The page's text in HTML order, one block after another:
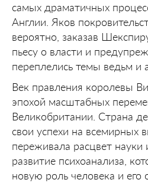
самых драматичных
Англии. Яков
вероятно, заказав
пьесу о власти и
переплелись темы ведьм и
Век правления королевы
эпохой масштабных
Великобритании. Страна
свои успехи на всемирных
переживала расцвет науки
развитие психоанализа,
новую роль человека и его